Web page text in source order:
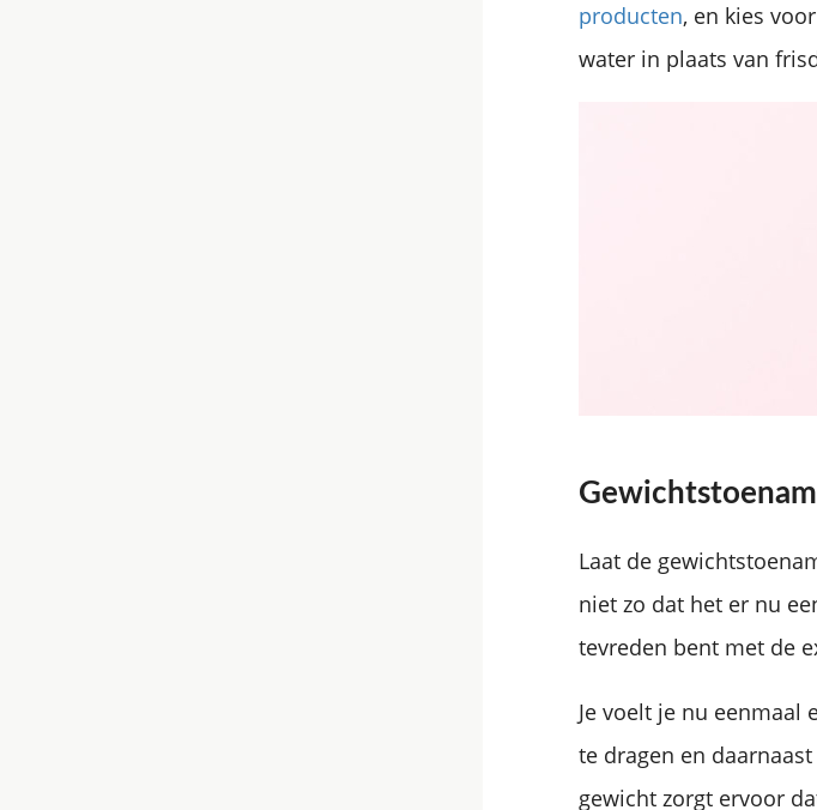
producten, en kies
water in plaats van
Laat de
niet zo dat het er nu
tevreden bent met de
Je voelt je nu eenmaal
te dragen en
gewicht zorgt ervoor